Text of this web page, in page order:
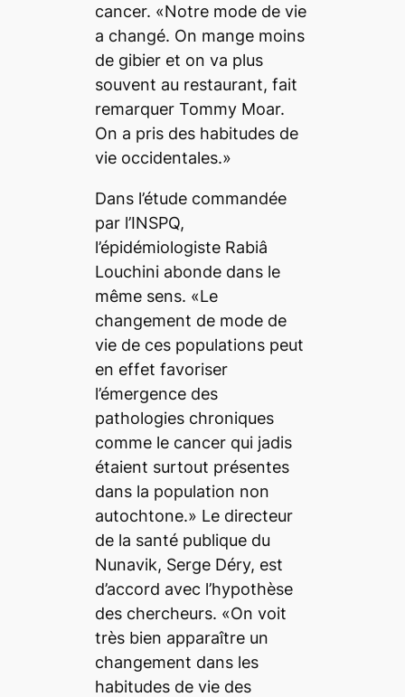
cancer. «Notre mode de vie
a changé. On mange moins
de gibier et on va plus
souvent au restaurant, fait
remarquer Tommy Moar.
On a pris des habitudes de
vie occidentales.»
Dans l’étude commandée
par l’INSPQ,
l’épidémiologiste Rabiâ
Louchini abonde dans le
même sens. «Le
changement de mode de
vie de ces populations peut
en effet favoriser
l’émergence des
pathologies chroniques
comme le cancer qui jadis
étaient surtout présentes
dans la population non
autochtone.» Le directeur
de la santé publique du
Nunavik, Serge Déry, est
d’accord avec l’hypothèse
des chercheurs. «On voit
très bien apparaître un
changement dans les
habitudes de vie des